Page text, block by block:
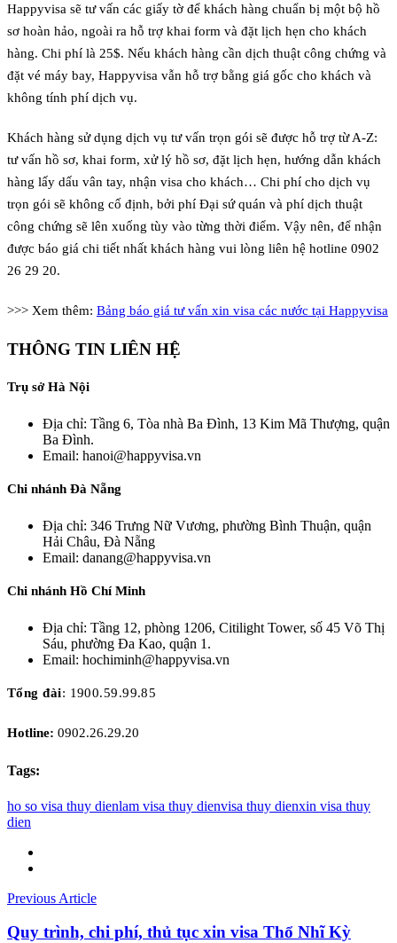
Happyvisa sẽ tư vấn các giấy tờ để khách hàng chuẩn bị một bộ hồ
sơ hoàn hảo, ngoài ra hỗ trợ khai form và đặt lịch hẹn cho khách
hàng. Chi phí là 25$. Nếu khách hàng cần dịch thuật công chứng và
đặt vé máy bay, Happyvisa vẫn hỗ trợ bằng giá gốc cho khách và
không tính phí dịch vụ.
Khách hàng sử dụng dịch vụ tư vấn trọn gói sẽ được hỗ trợ từ A-Z:
tư vấn hồ sơ, khai form, xử lý hồ sơ, đặt lịch hẹn, hướng dẫn khách
hàng lấy dấu vân tay, nhận visa cho khách… Chi phí cho dịch vụ
trọn gói sẽ không cố định, bởi phí Đại sứ quán và phí dịch thuật
công chứng sẽ lên xuống tùy vào từng thời điểm. Vậy nên, để nhận
được báo giá chi tiết nhất khách hàng vui lòng liên hệ hotline 0902
26 29 20.
>>> Xem thêm: Bảng báo giá tư vấn xin visa các nước tại Happyvisa
THÔNG TIN LIÊN HỆ
Trụ sở Hà Nội
Địa chỉ: Tầng 6, Tòa nhà Ba Đình, 13 Kim Mã Thượng, quận
Ba Đình.
Email: hanoi@happyvisa.vn
Chi nhánh Đà Nẵng
Địa chỉ: 346 Trưng Nữ Vương, phường Bình Thuận, quận
Hải Châu, Đà Nẵng
Email: danang@happyvisa.vn
Chi nhánh Hồ Chí Minh
Địa chỉ: Tầng 12, phòng 1206, Citilight Tower, số 45 Võ Thị
Sáu, phường Đa Kao, quận 1.
Email: hochiminh@happyvisa.vn
Tổng đài: 1900.59.99.85
Hotline: 0902.26.29.20
Tags:
ho so visa thuy dienlam visa thuy dienvisa thuy dienxin visa thuy
dien
Previous Article
Quy trình, chi phí, thủ tục xin visa Thổ Nhĩ Kỳ